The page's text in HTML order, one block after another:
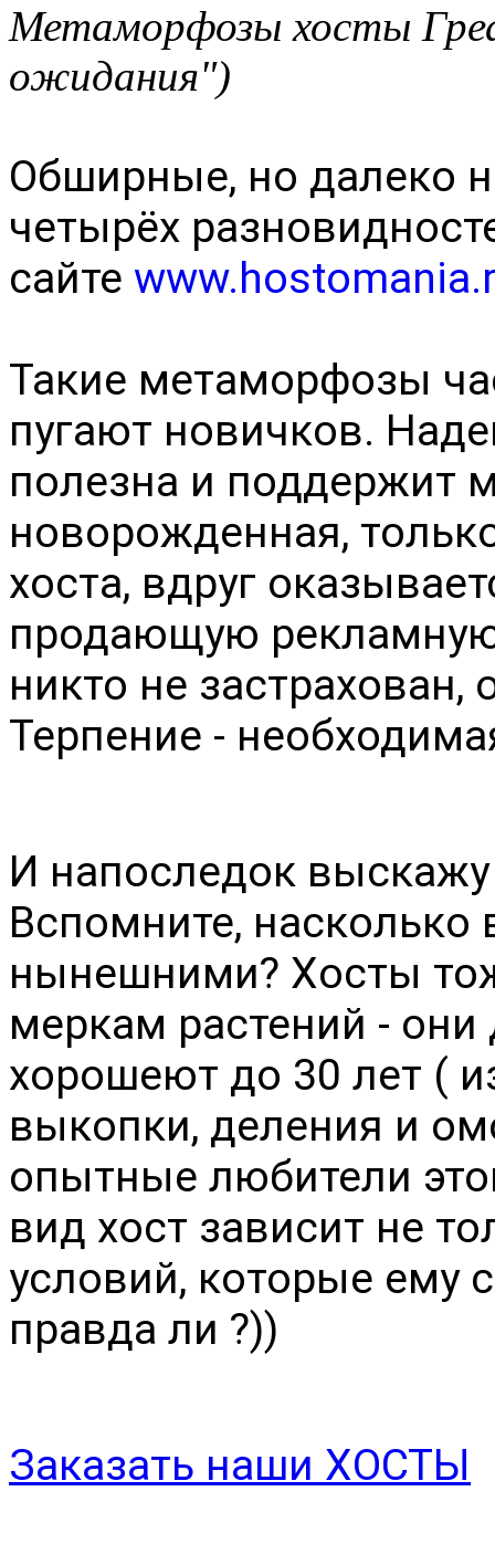
Метаморфозы хосты
ожидания")
Обширные, но далеко
четырёх
сайте
Такие метаморфозы
пугают новичков.
полезна и поддержит
новорожденная,
хоста, вдруг
продающую рекламную
никто не застрахован,
Терпение -
И напоследок
Вспомните,
нынешними? Хосты
меркам растений -
хорошеют до 30 лет (
выкопки, деления и
опытные любители
вид хост зависит не
условий, которые ему
правда ли ?))
Заказать наши ХОСТЫ